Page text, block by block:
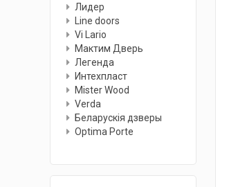
Лидер
Line doors
Vi Lario
Мактим Дверь
Легенда
Интехпласт
Мister Wood
Verda
Беларускiя дзверы
Optima Porte